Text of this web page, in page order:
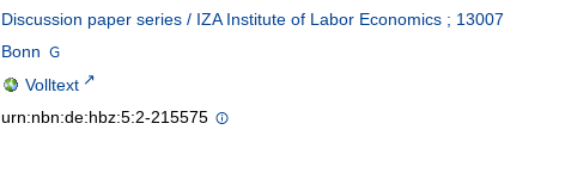
Discussion paper series / IZA Institute of Labor Economics ; 13007
Bonn
Volltext
urn:nbn:de:hbz:5:2-215575